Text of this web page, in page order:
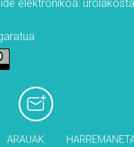
elektronikoa:
ARAUAK